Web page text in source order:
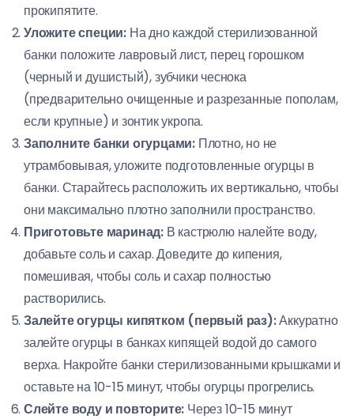
прокипятите.
Уложите специи: На дно каждой стерилизованной
банки положите лавровый лист, перец горошком
(черный и душистый), зубчики чеснока
(предварительно очищенные и разрезанные пополам,
если крупные) и зонтик укропа.
Заполните банки огурцами: Плотно, но не
утрамбовывая, уложите подготовленные огурцы в
банки. Старайтесь расположить их вертикально, чтобы
они максимально плотно заполнили пространство.
Приготовьте маринад: В кастрюлю налейте воду,
добавьте соль и сахар. Доведите до кипения,
помешивая, чтобы соль и сахар полностью
растворились.
Залейте огурцы кипятком (первый раз):Аккуратно
залейте огурцы в банках кипящей водой до самого
верха. Накройте банки стерилизованными крышками и
оставьте на 10-15 минут, чтобы огурцы прогрелись.
Слейте воду и повторите: Через 10-15 минут